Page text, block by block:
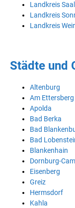
Landkreis
Landkreis
Landkreis
Städte und
Altenburg
Am Ettersberg
Apolda
Bad Berka
Bad
Bad
Blankenhain
Dornburg-
Eisenberg
Greiz
Hermsdorf
Kahla